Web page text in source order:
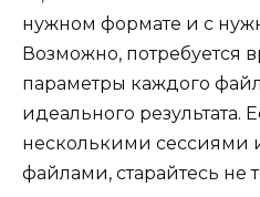
нужном формате и с
Возможно, потребуется
параметры каждого
идеального результата.
несколькими сессиями
файлами, старайтесь не